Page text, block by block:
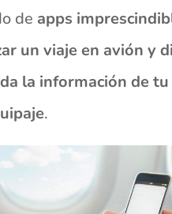
de apps
un viaje en avión y
la información de
.